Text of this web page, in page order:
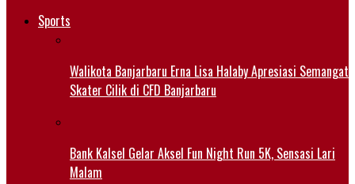
Sports
Walikota Banjarbaru Erna Lisa Halaby Apresiasi Semangat
Skater Cilik di CFD Banjarbaru
Bank Kalsel Gelar Aksel Fun Night Run 5K, Sensasi Lari
Malam